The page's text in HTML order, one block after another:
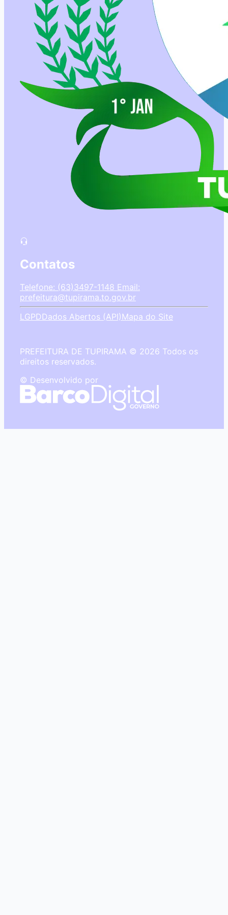
Contatos
Telefone: (63)3497-1148 Email:
prefeitura@tupirama.to.gov.br
LGPDDados Abertos (API)Mapa do Site
PREFEITURA DE TUPIRAMA © 2026 Todos os
direitos reservados.
© Desenvolvido por